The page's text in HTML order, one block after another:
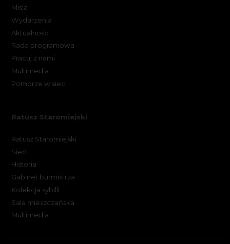
Misja
Wydarzenia
Aktualności
Rada programowa
Pracuj z nami
Multimedia
Pomorze w sieci
Ratusz Staromiejski
Ratusz Staromiejski
Sień
Historia
Gabinet burmistrza
Kolekcja sybilli
Sala mieszczańska
Multimedia